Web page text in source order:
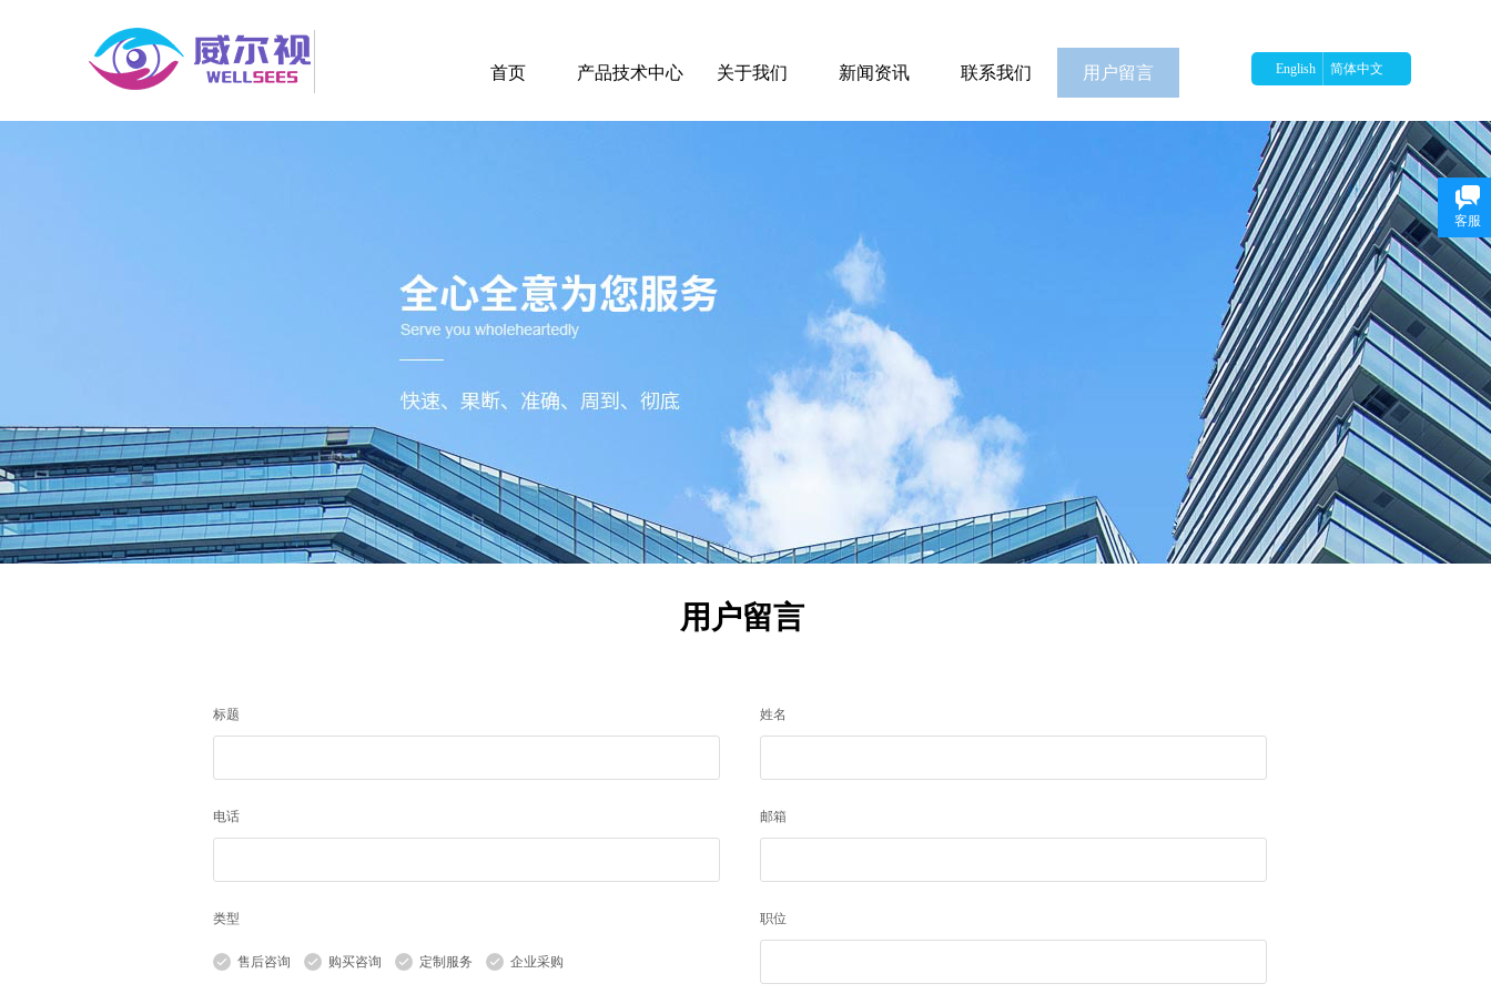
首页 产品技术中心 关于我们 新闻资讯 联系我们 用户留言 English 简体中文
用户留言
标题 姓名
电话 邮箱
类型
售后咨询 购买咨询 定制服务 企业采购
职位
客服